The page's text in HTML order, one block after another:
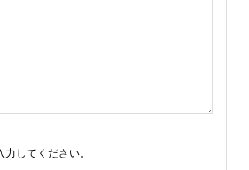
してください。